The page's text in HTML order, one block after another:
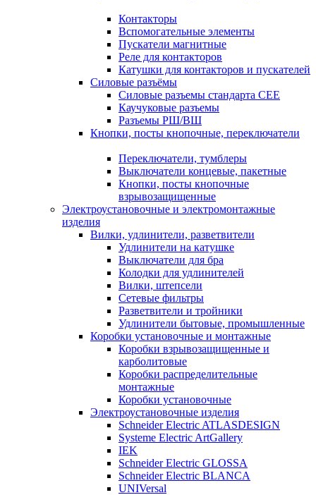
Контакторы
Вспомогательные элементы
Пускатели магнитные
Реле для контакторов
Катушки для контакторов и пускателей
Силовые разъёмы
Силовые разъемы стандарта СЕЕ
Каучуковые разъемы
Разъемы РШ/ВШ
Кнопки, посты кнопочные, переключатели
Переключатели, тумблеры
Выключатели концевые, пакетные
Кнопки, посты кнопочные
взрывозащищенные
Электроустановочные и электромонтажные
изделия
Вилки, удлинители, разветвители
Удлинители на катушке
Выключатели для бра
Колодки для удлинителей
Вилки, штепсели
Сетевые фильтры
Разветвители и тройники
Удлинители бытовые, промышленные
Коробки установочные и монтажные
Коробки взрывозащищенные и
карболитовые
Коробки распределительные
монтажные
Коробки установочные
Электроустановочные изделия
Schneider Electric ATLASDESIGN
Systeme Electric ArtGallery
IEK
Schneider Electric GLOSSA
Schneider Electric BLANCA
UNIVersal